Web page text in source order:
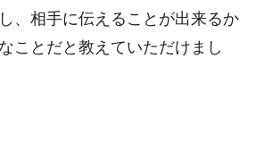
、相手に伝えることが出来るか
ことだと教えていただけまし